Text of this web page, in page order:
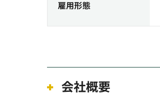
雇用形態
会社概要